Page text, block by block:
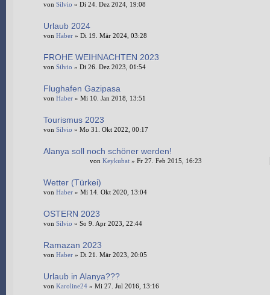
von Silvio » Di 24. Dez 2024, 19:08
Urlaub 2024
von Haber » Di 19. Mär 2024, 03:28
FROHE WEIHNACHTEN 2023
von Silvio » Di 26. Dez 2023, 01:54
Flughafen Gazipasa
von Haber » Mi 10. Jan 2018, 13:51
Tourismus 2023
von Silvio » Mo 31. Okt 2022, 00:17
Alanya soll noch schöner werden!
von Keykubat » Fr 27. Feb 2015, 16:23
Wetter (Türkei)
von Haber » Mi 14. Okt 2020, 13:04
OSTERN 2023
von Silvio » So 9. Apr 2023, 22:44
Ramazan 2023
von Haber » Di 21. Mär 2023, 20:05
Urlaub in Alanya???
von Karoline24 » Mi 27. Jul 2016, 13:16